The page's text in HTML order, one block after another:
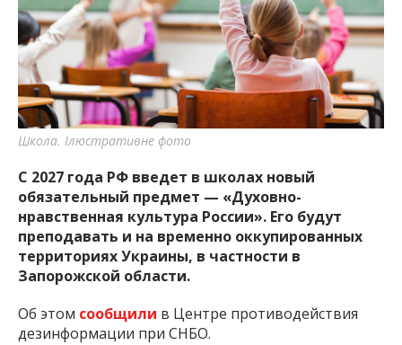
важную информацию о событиях
города Запорожья и области.
Школа. Ілюстративне фото
С 2027 года РФ введет в школах новый
обязательный предмет — «Духовно-
нравственная культура России». Его будут
преподавать и на временно оккупированных
территориях Украины, в частности в
Запорожской области.
Об этом сообщили в Центре противодействия
дезинформации при СНБО.